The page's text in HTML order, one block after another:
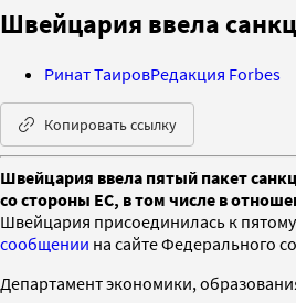
Швейцария ввела
Ринат ТаировРедакция Forbes
Копировать ссылку
Швейцария ввела пятый пакет
со стороны ЕС, в том числе в
Швейцария присоединилась к
сообщении на сайте Федерального
Департамент экономики,